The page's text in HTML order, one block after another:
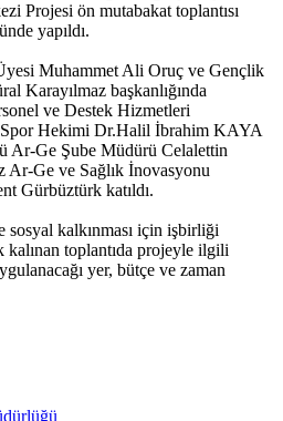
Projesi ön mutabakat toplantısı
yapıldı.
Muhammet Ali Oruç ve Gençlik
Karayılmaz başkanlığında
ve Destek Hizmetleri
Hekimi Dr.Halil İbrahim KAYA
Ar-Ge Şube Müdürü Celalettin
Ge ve Sağlık İnovasyonu
Gürbüztürk katıldı.
kalkınması için işbirliği
kalınan toplantıda projeyle ilgili
yer, bütçe ve zaman